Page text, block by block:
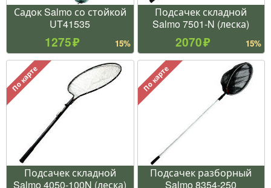
Садок Salmo со стойкой
UT41535
1275 15%
Подсачек складной
Salmo 7501-N (леска)
2070 15%
По карте
Подсачек складной
Salmo 4050-100N (леска)
По карте
Подсачек разборный
Salmo 8354-250